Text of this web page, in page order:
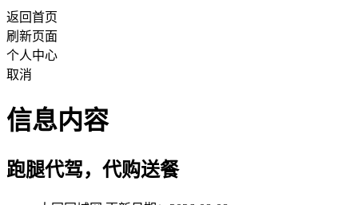
返回首页
刷新页面
个人中心
取消
信息内容
跑腿代驾，代购送餐